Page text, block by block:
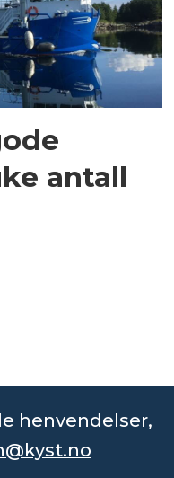
antall
henvendelser,